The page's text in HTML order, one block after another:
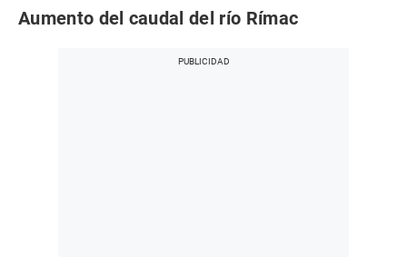
Aumento del caudal del río Rímac